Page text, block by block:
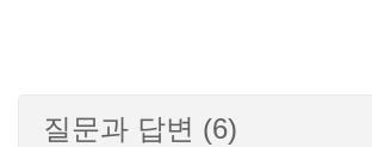
질문과 답변 (6)